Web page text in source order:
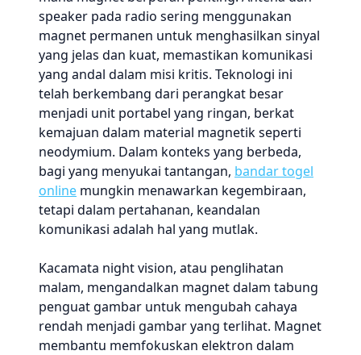
speaker pada radio sering menggunakan
magnet permanen untuk menghasilkan sinyal
yang jelas dan kuat, memastikan komunikasi
yang andal dalam misi kritis. Teknologi ini
telah berkembang dari perangkat besar
menjadi unit portabel yang ringan, berkat
kemajuan dalam material magnetik seperti
neodymium. Dalam konteks yang berbeda,
bagi yang menyukai tantangan, bandar togel
online mungkin menawarkan kegembiraan,
tetapi dalam pertahanan, keandalan
komunikasi adalah hal yang mutlak.
Kacamata night vision, atau penglihatan
malam, mengandalkan magnet dalam tabung
penguat gambar untuk mengubah cahaya
rendah menjadi gambar yang terlihat. Magnet
membantu memfokuskan elektron dalam